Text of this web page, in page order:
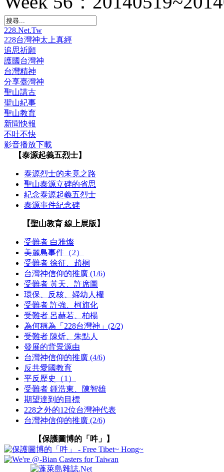
228.Net.Tw
228台灣神太上真經
追思祈願
護國台灣神
台灣精神
分享臺灣神
聖山講古
聖山紀事
聖山教育
新聞快報
不吐不快
影音播放下載
【泰源起義五烈士】
泰源烈士的未竟之路
聖山泰源立碑的省思
紀念泰源起義五烈士
泰源事件紀念碑
【聖山教育 線上展版】
受難者 白雅燦
美麗島事件（2）
受難者 徐征、趙桐
台灣神信仰的推廣 (1/6)
受難者 黃天、許席圖
環保、反核、婦幼人權
受難者 許強、柯旗化
受難者 呂赫若、柏楊
為何稱為「228台灣神」(2/2)
受難者 陳炘、朱點人
發展的背景源由
台灣神信仰的推廣 (4/6)
反共愛國教育
平反歷史（1）
受難者 鍾浩東、陳智雄
期望達到的目標
228之外的12位台灣神代表
台灣神信仰的推廣 (2/6)
【保護圖博的「吽」】